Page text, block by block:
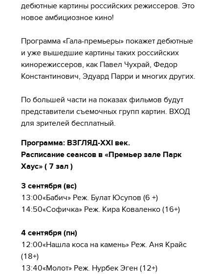
дебютные картины российских режиссеров. Это
новое амбициозное кино!
Программа «Гала-премьеры» покажет дебютные
и уже вышедшие картины таких российских
кинорежиссеров, как Павел Чухрай, Федор
Константинович, Эдуард Парри и многих других.
По большей части на показах фильмов будут
представители съемочных групп картин. ВХОД
для зрителей бесплатный.
Программа: ВЗГЛЯД-XXI век.
Расписание сеансов в «Премьер зале Парк
Хаус» ( 7 зал )
3 сентября (вс)
13:00«Бабич» Реж. Булат Юсупов (6 +)
14:50«Софичка» Реж. Кира Коваленко (16+)
4 сентября (пн)
12:00«Нашла коса на камень» Реж. Аня Крайс
(18+)
13:40«Молот» Реж. Нурбек Эген (12+)